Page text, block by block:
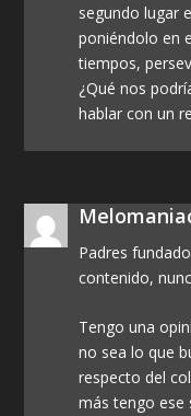
segundo lugar
poniéndolo en
tiempos,
¿Qué nos
hablar con un
Padres
contenido,
Tengo una
no sea lo que
respecto del
más tengo ese